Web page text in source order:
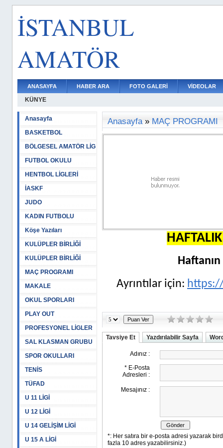
İSTANBUL
AMATÖR
ANASAYFA HABER ARA FOTO GALERİ VİDEOLAR
KÜNYE
Anasayfa
BASKETBOL
BÖLGESEL AMATÖR LİG
FUTBOL OKULU
HENTBOL LİGLERİ
İASKF
JUDO
KADIN FUTBOLU
Köşe Yazıları
KULÜPLER BİRLİĞİ
KULÜPLER BİRLİĞİ
MAÇ PROGRAMI
MAKALE
OKUL SPORLARI
PLAY OUT
PROFESYONEL LİGLER
SAL KLASMAN GRUBU
SPOR OKULLARI
TENİS
TÜFAD
U 11 LİGİ
U 12 LİGİ
U 14 GELİŞİM LİGİ
U 15 A LİGİ
Anasayfa» MAÇ PROGRAMI
Haftanın
Ayrıntılar için:
Tavsiye Et Yazdırılabilir Sayfa